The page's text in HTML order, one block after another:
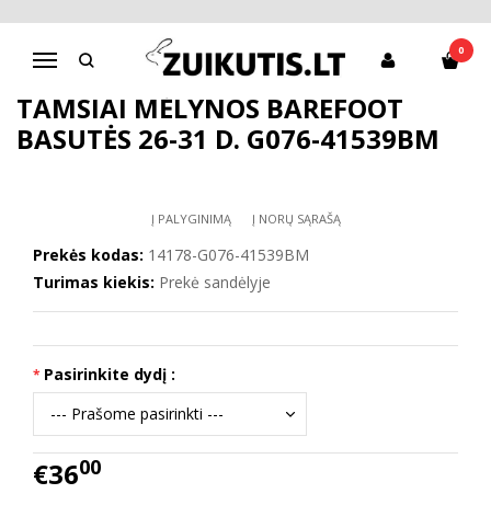
Navigacija
0
Pagrindinis Batai berniukui
D.D.Step batai berniukams
Tamsiai mėlynos barefoot basutės 26-31 d. G076-41539BM
TAMSIAI MĖLYNOS BAREFOOT
BASUTĖS 26-31 D. G076-41539BM
Į PALYGINIMĄ Į NORŲ SĄRAŠĄ
Prekės kodas: 14178-G076-41539BM
Turimas kiekis: Prekė sandėlyje
Pasirinkite dydį :
€3600